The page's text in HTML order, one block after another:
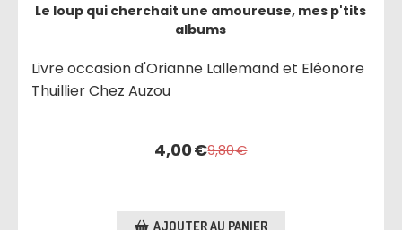
Le loup qui cherchait une amoureuse, mes p'tits
albums
Livre occasion d'Orianne Lallemand et Eléonore
Thuillier Chez Auzou
4,00€9,80€
AJOUTER AU PANIER